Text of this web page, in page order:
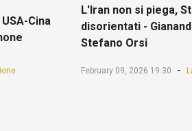
Cina
L'Iran non si piega,
disorientati -
Stefano Orsi
February 09, 2026 19:30 -